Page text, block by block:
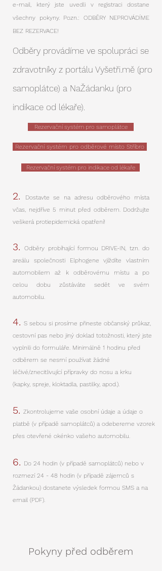
e-mail, který jste uvedli v registraci dostane
všechny pokyny. Pozn.: ODBĚRY NEPROVÁDÍME
BEZ REZERVACE!
Odběry provádíme ve spolupráci se
zdravotníky z portálu Vyšetři.mě (pro
samoplátce) a NaŽádanku (pro
indikace od lékaře).
Rezervační systém pro samoplátce
Rezervační systém pro odběrové místo Stříbro
Rezervační systém pro indikace od lékaře
2.
Dostavte se na adresu odběrového místa
včas, nejdříve 5 minut před odběrem.​ Dodržujte
veškerá protiepidemická opatření!
3.Odběry probíhající formou DRIVE-IN, tzn. do
areálu společnosti Elphogene vjíždíte vlastním
automobilem až k odběrovému místu a po
celou dobu zůstáváte sedět ve svém
automobilu.
​4. S sebou si prosíme přineste občanský průkaz,
cestovní pas nebo jiný doklad totožnosti, který jste
vyplnili do formuláře. Minimálně 1 hodinu před
odběrem se nesmí používat žádné
léčivé/znecitlivující přípravky do nosu a krku
(kapky, spreje, kloktadla, pastilky, apod.).
​5. Zkontrolujeme vaše osobní údaje a údaje o
platbě (v případě samoplátců) a odebereme vzorek
přes otevřené okénko vašeho automobilu.
​6. Do 24 hodin (v případě samoplátců) nebo v
rozmezí 24 - 48 hodin (v případě zájemců s
Žádankou) dostanete výsledek formou SMS a na
email (PDF).
Pokyny před odběrem